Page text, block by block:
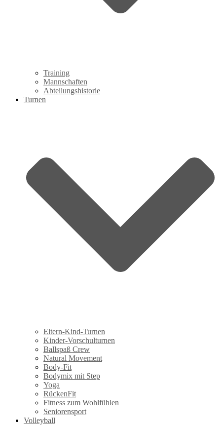
Training
Mannschaften
Abteilungshistorie
Turnen
Eltern-Kind-Turnen
Kinder-Vorschulturnen
Ballspaß Crew
Natural Movement
Body-Fit
Bodymix mit Step
Yoga
RückenFit
Fitness zum Wohlfühlen
Seniorensport
Volleyball